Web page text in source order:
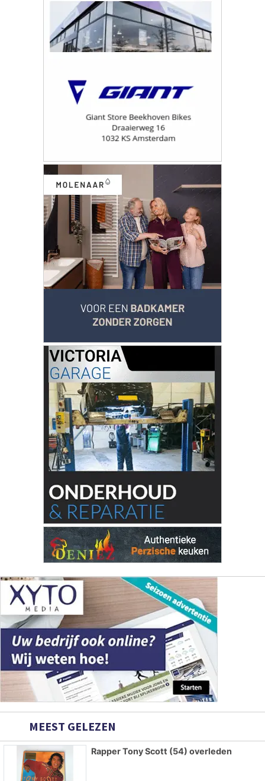
MEEST GELEZEN
Rapper Tony Scott (54) overleden